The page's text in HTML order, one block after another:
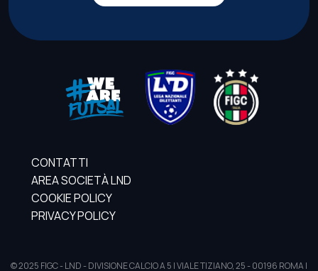
CONTATTI
AREA SOCIETÀ LND
COOKIE POLICY
PRIVACY POLICY
© 2025 FIGC - LND - DIVISIONE CALCIO A 5 | VIALE TIZIANO, 25 - 00196 ROMA |